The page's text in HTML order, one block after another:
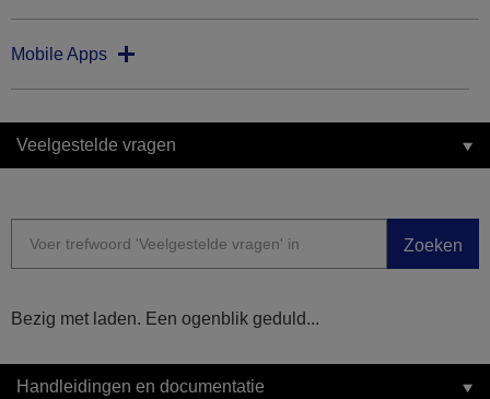
Mobile Apps
Veelgestelde vragen
Zoeken
Bezig met laden. Een ogenblik geduld...
Handleidingen en documentatie